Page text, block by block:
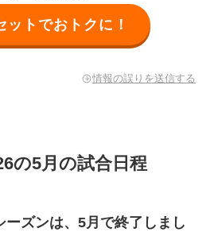
ットでおトクに！
情報の誤りを送信する
の5月の試合日程
ーズンは、5月で終了しまし